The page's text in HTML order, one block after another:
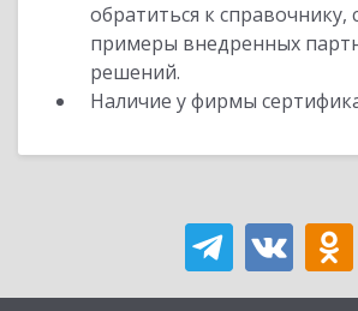
обратиться к
примеры внедренных
решений.
Наличие у фирмы